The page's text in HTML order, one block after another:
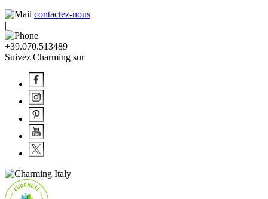
contactez-nous
|
+39.070.513489
Suivez Charming sur